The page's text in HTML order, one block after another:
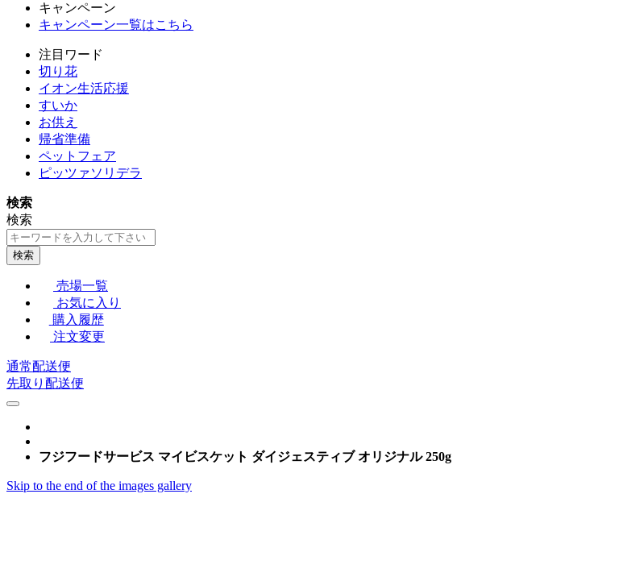
キャンペーン
キャンペーン一覧はこちら
注目ワード
切り花
イオン生活応援
すいか
お供え
帰省準備
ペットフェア
ピッツァソリデラ
検索
検索
検索
売場一覧
お気に入り
購入履歴
注文変更
通常配送便
先取り配送便
フジフードサービス マイビスケット ダイジェスティブ オリジナル 250g
Skip to the end of the images gallery